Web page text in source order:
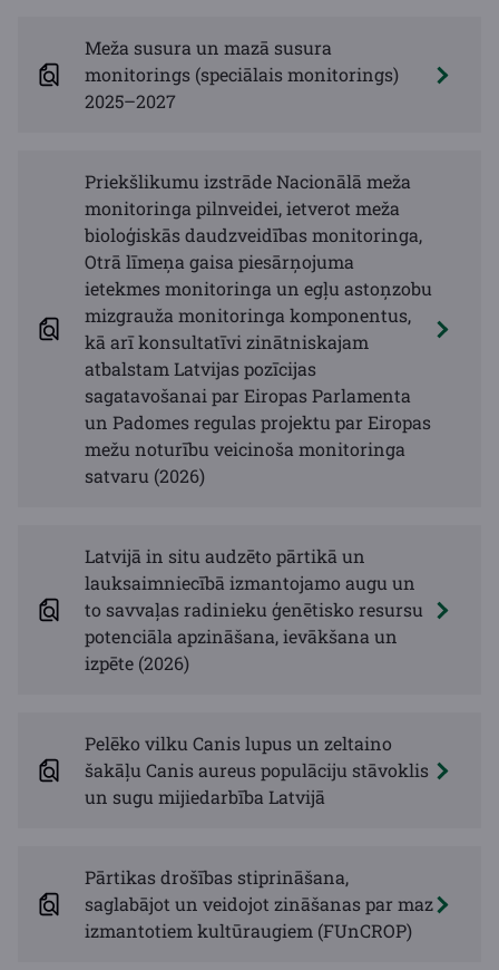
Meža susura un mazā susura
monitorings (speciālais monitorings)
2025–2027
Priekšlikumu izstrāde Nacionālā meža
monitoringa pilnveidei, ietverot meža
bioloģiskās daudzveidības monitoringa,
Otrā līmeņa gaisa piesārņojuma
ietekmes monitoringa un egļu astoņzobu
mizgrauža monitoringa komponentus,
kā arī konsultatīvi zinātniskajam
atbalstam Latvijas pozīcijas
sagatavošanai par Eiropas Parlamenta
un Padomes regulas projektu par Eiropas
mežu noturību veicinoša monitoringa
satvaru (2026)
Latvijā in situ audzēto pārtikā un
lauksaimniecībā izmantojamo augu un
to savvaļas radinieku ģenētisko resursu
potenciāla apzināšana, ievākšana un
izpēte (2026)
Pelēko vilku Canis lupus un zeltaino
šakāļu Canis aureus populāciju stāvoklis
un sugu mijiedarbība Latvijā
Pārtikas drošības stiprināšana,
saglabājot un veidojot zināšanas par maz
izmantotiem kultūraugiem (FUnCROP)